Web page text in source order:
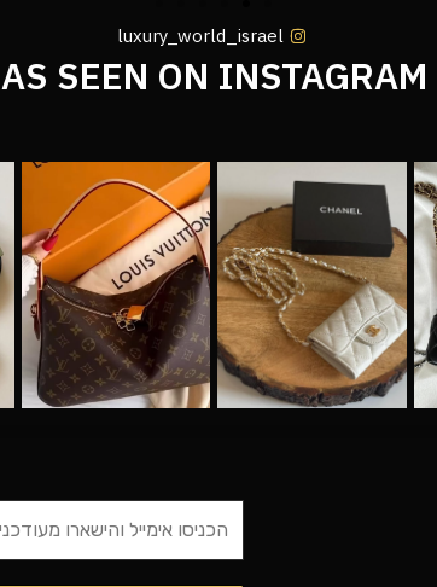
luxury_world_israel
AS SEEN ON INSTAGRAM